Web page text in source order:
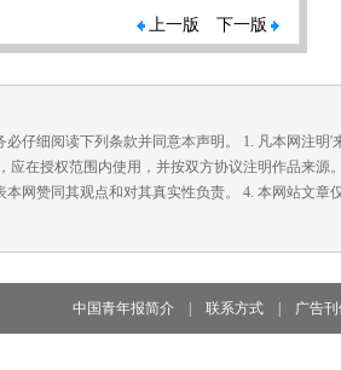
上一版 下一版
必仔细阅读下列条款并同意本声明。 1. 凡本网注
应在授权范围内使用，并按双方协议注明作品来
网赞同其观点和对其真实性负责。 4. 本网站文
中国青年报简介 联系方式 广告刊